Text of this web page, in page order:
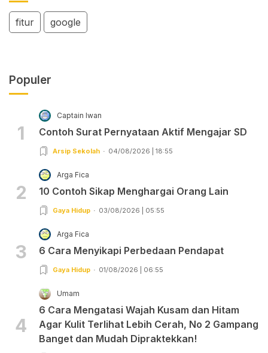
fitur google
Populer
1
Captain Iwan
Contoh Surat Pernyataan Aktif Mengajar SD
Arsip Sekolah 04/08/2026 | 18:55
2
Arga Fica
10 Contoh Sikap Menghargai Orang Lain
Gaya Hidup 03/08/2026 | 05:55
3
Arga Fica
6 Cara Menyikapi Perbedaan Pendapat
Gaya Hidup 01/08/2026 | 06:55
4
Umam
6 Cara Mengatasi Wajah Kusam dan Hitam
Agar Kulit Terlihat Lebih Cerah, No 2 Gampang
Banget dan Mudah Dipraktekkan!